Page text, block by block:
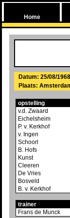
Home
Datum: 25/08/1968
Plaats:
opstelling
v.d. Zwaard
Eichelsheim
P. v. Kerkhof
v. Ingen
Schoorl
B. Hofs
Kunst
Cleeren
De Vries
Bosveld
B. v. Kerkhof
trainer
Frans de Munck